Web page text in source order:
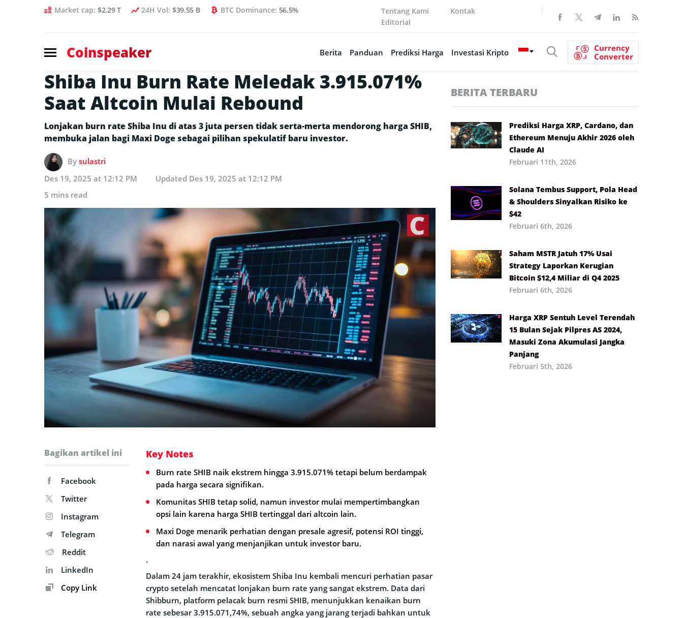
Market cap: $2.29 T 24H Vol: $39.55 B BTC Dominance: 56.5% Tentang Kami
Kontak
Editorial
Coinspeaker Berita Panduan Prediksi Harga Investasi Kripto
Currency
Converter
Shiba Inu Burn Rate Meledak 3.915.071%
Saat Altcoin Mulai Rebound
Lonjakan burn rate Shiba Inu di atas 3 juta persen tidak serta-merta mendorong harga SHIB,
membuka jalan bagi Maxi Doge sebagai pilihan spekulatif baru investor.
By sulastri
Des 19, 2025 at 12:12 PM
Updated Des 19, 2025 at 12:12 PM
5 mins read
Bagikan artikel ini
Facebook
Twitter
Instagram
Telegram
Reddit
LinkedIn
Copy Link
Key Notes
Burn rate SHIB naik ekstrem hingga 3.915.071% tetapi belum berdampak
pada harga secara signifikan.
Komunitas SHIB tetap solid, namun investor mulai mempertimbangkan
opsi lain karena harga SHIB tertinggal dari altcoin lain.
Maxi Doge menarik perhatian dengan presale agresif, potensi ROI tinggi,
dan narasi awal yang menjanjikan untuk investor baru.
.
Dalam 24 jam terakhir, ekosistem Shiba Inu kembali mencuri perhatian pasar
crypto setelah mencatat lonjakan burn rate yang sangat ekstrem. Data dari
Shibburn, platform pelacak burn resmi SHIB, menunjukkan kenaikan burn
rate sebesar 3.915.071,74%, sebuah angka yang jarang terjadi bahkan untuk
BERITA TERBARU
Prediksi Harga XRP, Cardano, dan
Ethereum Menuju Akhir 2026 oleh
Claude AI
Februari 11th, 2026
Solana Tembus Support, Pola Head
& Shoulders Sinyalkan Risiko ke
$42
Februari 6th, 2026
Saham MSTR Jatuh 17% Usai
Strategy Laporkan Kerugian
Bitcoin $12,4 Miliar di Q4 2025
Februari 6th, 2026
Harga XRP Sentuh Level Terendah
15 Bulan Sejak Pilpres AS 2024,
Masuki Zona Akumulasi Jangka
Panjang
Februari 5th, 2026